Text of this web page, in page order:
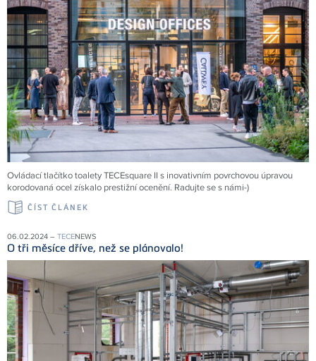
Ovládací tlačítko toalety TECEsquare II s inovativním povrchovou úpravou
korodovaná ocel získalo prestižní ocenění. Radujte se s námi-)
ČÍST ČLÁNEK
06.02.2024 – TECENEWS
O tři měsíce dříve, než se plánovalo!